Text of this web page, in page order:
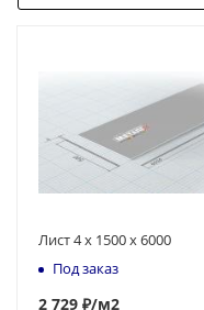
Лист 4 х 1500 х 6000
Под заказ
2 729 ₽/м2